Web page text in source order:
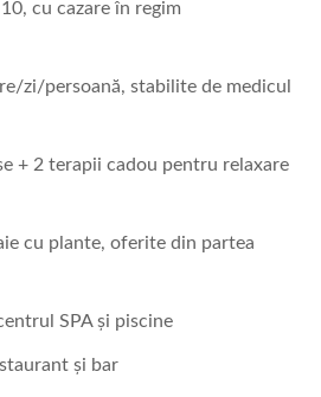
cu cazare în regim
zi/persoană, stabilite de medicul
+ 2 terapii cadou pentru relaxare
cu plante, oferite din partea
SPA și piscine
și bar